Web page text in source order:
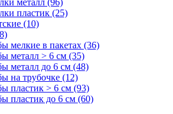
пластик (25)
(10)
мелкие в пакетах (36)
металл > 6 см (35)
металл до 6 см (48)
на трубочке (12)
пластик > 6 см (93)
пластик до 6 см (60)